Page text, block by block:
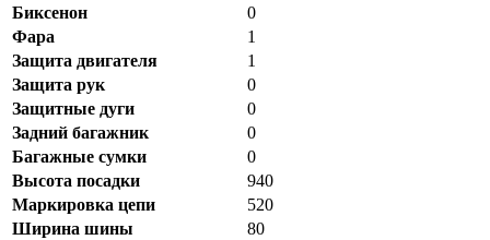
Биксенон
0
Фара
1
Защита двигателя
1
Защита рук
0
Защитные дуги
0
Задний багажник
0
Багажные сумки
0
Высота посадки
940
Маркировка цепи
520
Ширина шины
80